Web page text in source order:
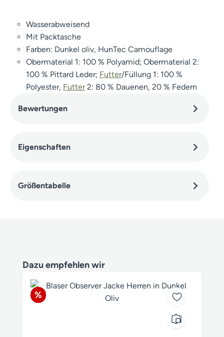
Wasserabweisend
Mit Packtasche
Farben: Dunkel oliv, HunTec Camouflage
Obermaterial 1: 100 % Polyamid; Obermaterial 2:
100 % Pittard Leder; Futter/Füllung 1: 100 %
Polyester, Futter2: 80 % Dauenen, 20 % Federn
Bewertungen
Eigenschaften
Größentabelle
Produktgalerie überspringen
Dazu empfehlen wir
Rabatt
%